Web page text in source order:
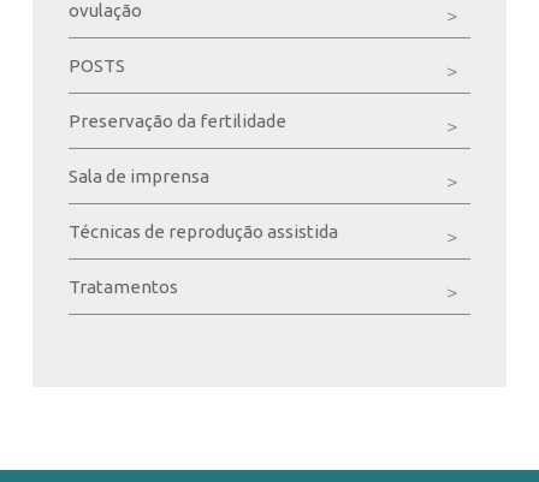
ovulação
POSTS
Preservação da fertilidade
Sala de imprensa
Técnicas de reprodução assistida
Tratamentos